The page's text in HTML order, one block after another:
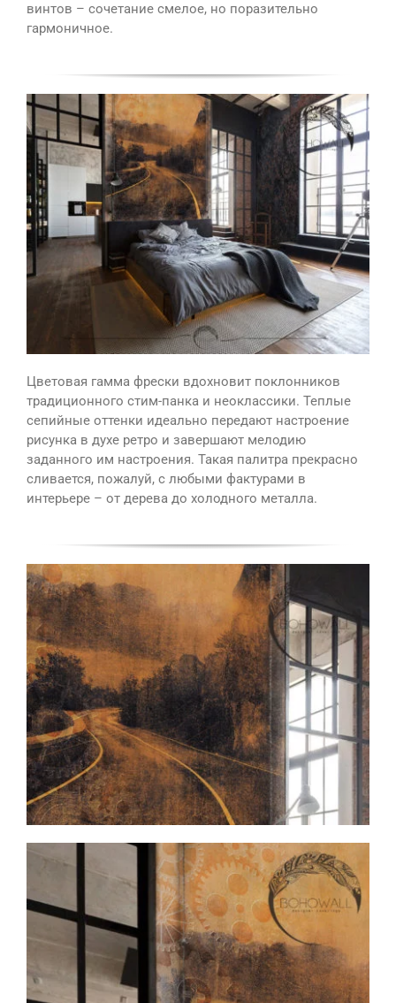
винтов – сочетание смелое, но поразительно
гармоничное.
Цветовая гамма фрески вдохновит поклонников
традиционного стим-панка и неоклассики. Теплые
сепийные оттенки идеально передают настроение
рисунка в духе ретро и завершают мелодию
заданного им настроения. Такая палитра прекрасно
сливается, пожалуй, с любыми фактурами в
интерьере – от дерева до холодного металла.